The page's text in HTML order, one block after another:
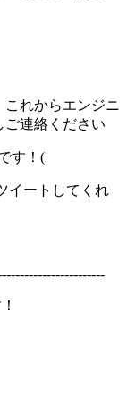
れからエンジニ
ご連絡ください
す！(
イートしてくれ